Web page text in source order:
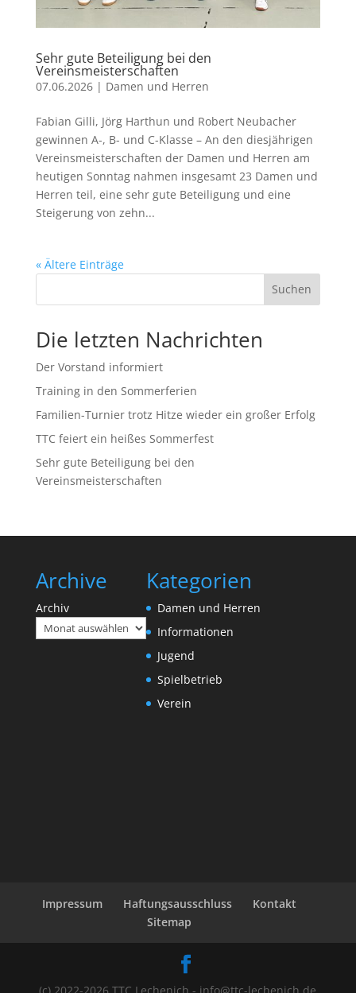
Sehr gute Beteiligung bei den
Vereinsmeisterschaften
07.06.2026| Damen und Herren
Fabian Gilli, Jörg Harthun und Robert Neubacher
gewinnen A-, B- und C-Klasse – An den diesjährigen
Vereinsmeisterschaften der Damen und Herren am
heutigen Sonntag nahmen insgesamt 23 Damen und
Herren teil, eine sehr gute Beteiligung und eine
Steigerung von zehn...
« Ältere Einträge
Suchen
Die letzten Nachrichten
Der Vorstand informiert
Training in den Sommerferien
Familien-Turnier trotz Hitze wieder ein großer Erfolg
TTC feiert ein heißes Sommerfest
Sehr gute Beteiligung bei den
Vereinsmeisterschaften
Archive
Archiv
Kategorien
Damen und Herren
Informationen
Jugend
Spielbetrieb
Verein
Impressum Haftungsausschluss
Kontakt
Sitemap